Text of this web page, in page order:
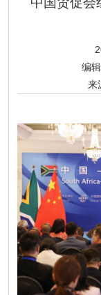
编辑
来